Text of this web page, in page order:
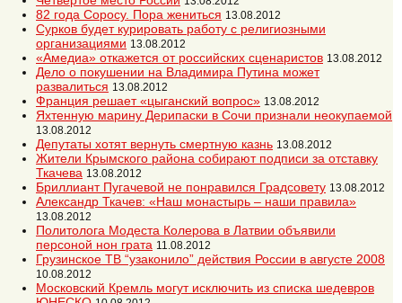
82 года Соросу. Пора жениться 13.08.2012
Сурков будет курировать работу с религиозными
организациями 13.08.2012
«Амедиа» откажется от российских сценаристов 13.08.2012
Дело о покушении на Владимира Путина может
развалиться 13.08.2012
Франция решает «цыганский вопрос» 13.08.2012
Яхтенную марину Дерипаски в Сочи признали неокупаемой
13.08.2012
Депутаты хотят вернуть смертную казнь 13.08.2012
Жители Крымского района собирают подписи за отставку
Ткачева 13.08.2012
Бриллиант Пугачевой не понравился Градсовету 13.08.2012
Александр Ткачев: «Наш монастырь – наши правила»
13.08.2012
Политолога Модеста Колерова в Латвии объявили
персоной нон грата 11.08.2012
Грузинское ТВ “узаконило” действия России в августе 2008
10.08.2012
Московский Кремль могут исключить из списка шедевров